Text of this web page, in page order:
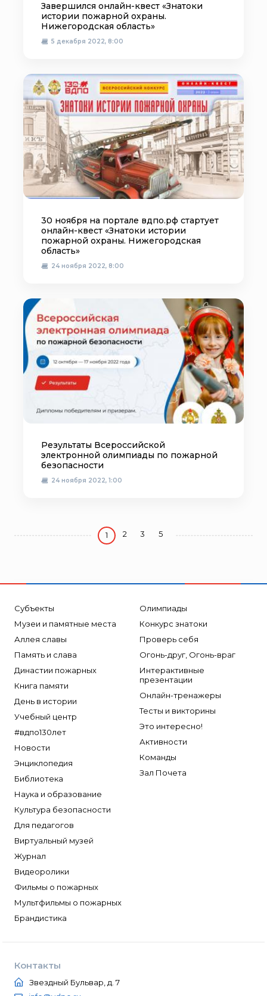
Завершился онлайн-квест «Знатоки
истории пожарной охраны.
Нижегородская область»
5 декабря 2022, 8:00
30 ноября на портале вдпо.рф стартует
онлайн-квест «Знатоки истории
пожарной охраны. Нижегородская
область»
24 ноября 2022, 8:00
Результаты Всероссийской
электронной олимпиады по пожарной
безопасности
24 ноября 2022, 1:00
1 2 3 5
Субъекты
Музеи и памятные места
Аллея славы
Память и слава
Династии пожарных
Книга памяти
День в истории
Учебный центр
#вдпо130лет
Новости
Энциклопедия
Библиотека
Наука и образование
Культура безопасности
Для педагогов
Виртуальный музей
Журнал
Видеоролики
Фильмы о пожарных
Мультфильмы о пожарных
Брандистика
Олимпиады
Конкурс знатоки
Проверь себя
Огонь-друг, Огонь-враг
Интерактивные
презентации
Онлайн-тренажеры
Тесты и викторины
Это интересно!
Активности
Команды
Зал Почета
Контакты
Звездный Бульвар, д. 7